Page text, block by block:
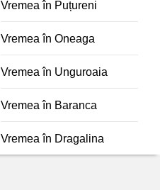
Vremea în Puțureni
Vremea în Oneaga
Vremea în Unguroaia
Vremea în Baranca
Vremea în Dragalina